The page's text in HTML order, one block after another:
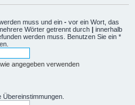
muss und ein - vor ein Wort, das
Wörter getrennt durch | innerhalb
werden muss. Benutzen Sie ein *
angegeben verwenden